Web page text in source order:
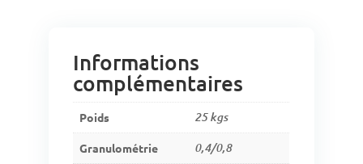
Informations
complémentaires
Poids 25 kgs
Granulométrie 0,4/0,8